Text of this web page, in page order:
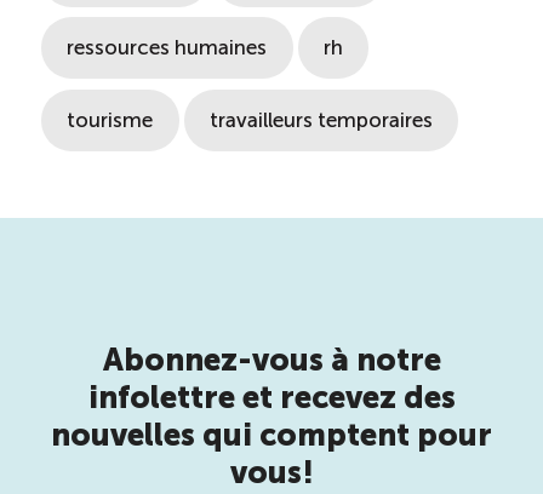
ressources humaines rh
tourisme travailleurs temporaires
Abonnez-vous à notre
infolettre et recevez des
nouvelles qui comptent pour
vous!